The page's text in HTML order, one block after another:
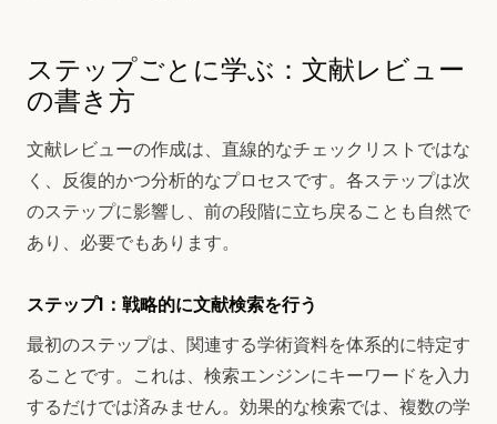
ステップごとに学ぶ：文献レビュー
の書き方
文献レビューの作成は、直線的なチェックリストではな
く、反復的かつ分析的なプロセスです。各ステップは次
のステップに影響し、前の段階に立ち戻ることも自然で
あり、必要でもあります。
ステップ1：戦略的に文献検索を行う
最初のステップは、関連する学術資料を体系的に特定す
ることです。これは、検索エンジンにキーワードを入力
するだけでは済みません。効果的な検索では、複数の学